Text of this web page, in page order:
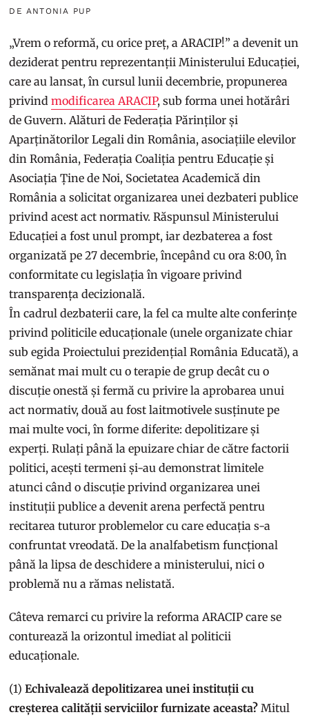
DE ANTONIA PUP
„Vrem o reformă, cu orice preț, a ARACIP!” a devenit un
deziderat pentru reprezentanții Ministerului Educației,
care au lansat, în cursul lunii decembrie, propunerea
privindmodificarea ARACIP, sub forma unei hotărâri
de Guvern. Alături de Federația Părinților și
Aparținătorilor Legali din România, asociațiile elevilor
din România, Federația Coaliția pentru Educație și
Asociația Ține de Noi, Societatea Academică din
România a solicitat organizarea unei dezbateri publice
privind acest act normativ. Răspunsul Ministerului
Educației a fost unul prompt, iar dezbaterea a fost
organizată pe 27 decembrie, începând cu ora 8:00, în
conformitate cu legislația în vigoare privind
transparența decizională.
În cadrul dezbaterii care, la fel ca multe alte conferințe
privind politicile educaționale (unele organizate chiar
sub egida Proiectului prezidențial România Educată), a
semănat mai mult cu o terapie de grup decât cu o
discuție onestă și fermă cu privire la aprobarea unui
act normativ, două au fost laitmotivele susținute pe
mai multe voci, în forme diferite: depolitizare și
experți. Rulați până la epuizare chiar de către factorii
politici, acești termeni și-au demonstrat limitele
atunci când o discuție privind organizarea unei
instituții publice a devenit arena perfectă pentru
recitarea tuturor problemelor cu care educația s-a
confruntat vreodată. De la analfabetism funcțional
până la lipsa de deschidere a ministerului, nici o
problemă nu a rămas nelistată.
Câteva remarci cu privire la reforma ARACIP care se
conturează la orizontul imediat al politicii
educaționale.
(1)Echivalează depolitizarea unei instituții cu
creșterea calității serviciilor furnizate aceasta? Mitul